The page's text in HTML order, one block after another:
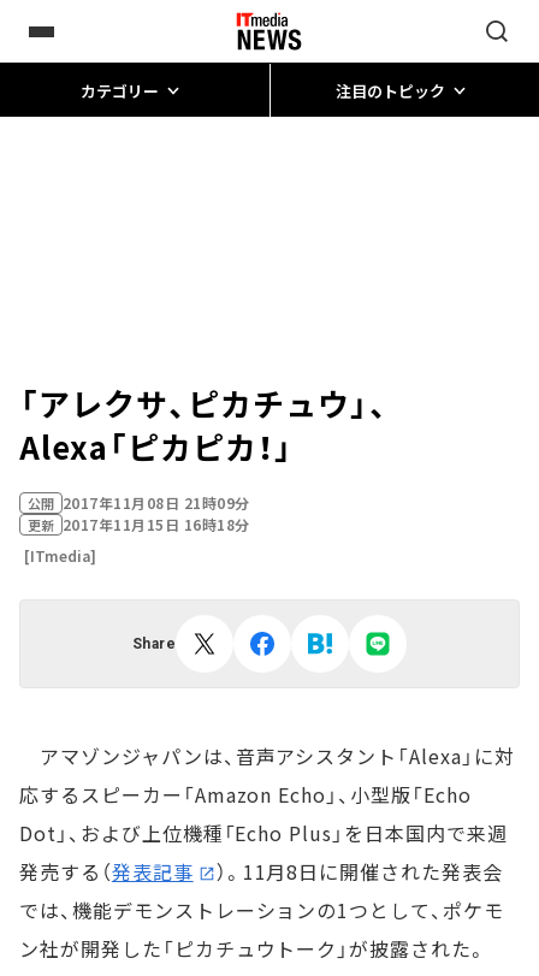
カテゴリー 注目のトピック
「アレクサ、ピカチュウ」、
Alexa「ピカピカ！」
公開 2017年11月08日 21時09分
更新 2017年11月15日 16時18分
[ITmedia]
Share
アマゾンジャパンは、音声アシスタント「Alexa」に対
応するスピーカー「Amazon Echo」、小型版「Echo
Dot」、および上位機種「Echo Plus」を日本国内で来週
発売する（発表記事
）。11月8日に開催された発表会
では、機能デモンストレーションの1つとして、ポケモ
ン社が開発した「ピカチュウトーク」が披露された。